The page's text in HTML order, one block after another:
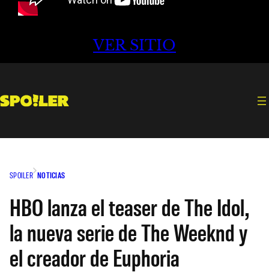
VER SITIO
SPOILER NOTICIAS
HBO lanza el teaser de The Idol,
la nueva serie de The Weeknd y
el creador de Euphoria